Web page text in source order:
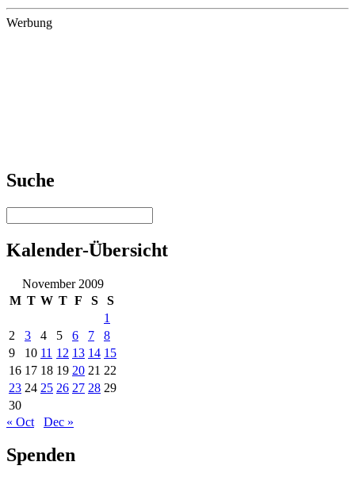
Werbung
Suche
Kalender-Übersicht
November 2009
M T W T F S
S
1
2
3 4 5 6 7
8
9
10 11 12 13 14 15
16 17 18 19 20 21 22
23 24 25 26 27 28 29
30
« Oct
Dec »
Spenden